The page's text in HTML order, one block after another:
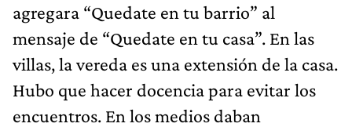
agregara “Quedate en tu barrio” al
mensaje de “Quedate en tu casa”. En las
villas, la vereda es una extensión de la casa.
Hubo que hacer docencia para evitar los
encuentros. En los medios daban